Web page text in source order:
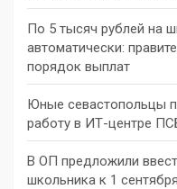
По 5 тысяч рублей на
автоматически:
порядок выплат
Юные севастопольцы
работу в ИТ-центре
В ОП предложили
школьника к 1 сентября